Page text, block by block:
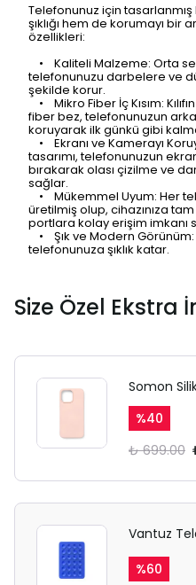
Telefonunuz için tasarlanmış
şıklığı hem de korumayı bir
özellikleri:
• Kaliteli Malzeme: Orta
telefonunuzu darbelere ve
şekilde korur.
• Mikro Fiber İç Kısım:
fiber bez, telefonunuzun
koruyarak ilk günkü gibi
• Ekranı ve Kamerayı
tasarımı, telefonunuzun
bırakarak olası çizilme ve
sağlar.
• Mükemmel Uyum: Her
üretilmiş olup, cihazınıza
portlara kolay erişim imkanı
• Şık ve Modern Görünüm:
telefonunuza şıklık katar.
Size Özel Ekstra
Somon
%40
₺ 699.00
Vantuz
%60